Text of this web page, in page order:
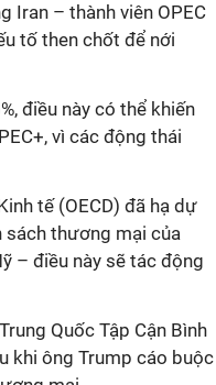
Iran – thành viên OPEC
tố then chốt để nới
điều này có thể khiến
vì các động thái
tế (OECD) đã hạ dự
thương mại của
– điều này sẽ tác động
Quốc Tập Cận Bình
khi ông Trump cáo buộc